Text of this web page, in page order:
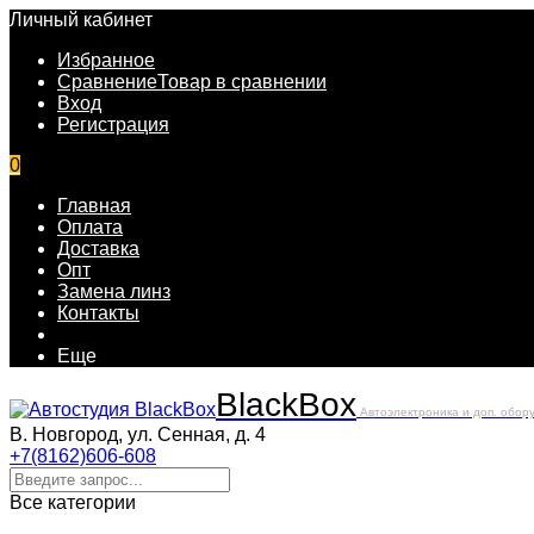
Личный кабинет
Избранное
СравнениеТовар в сравнении
Вход
Регистрация
0
Главная
Оплата
Доставка
Опт
Замена линз
Контакты
Еще
BlackBox Автоэлектроника и доп.
В. Новгород, ул. Сенная, д. 4
+7(8162)606-608
Все категории